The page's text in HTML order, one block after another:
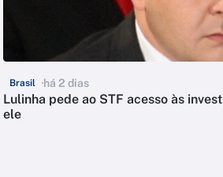
Brasil há 2 dias
Lulinha pede ao STF acesso às
ele